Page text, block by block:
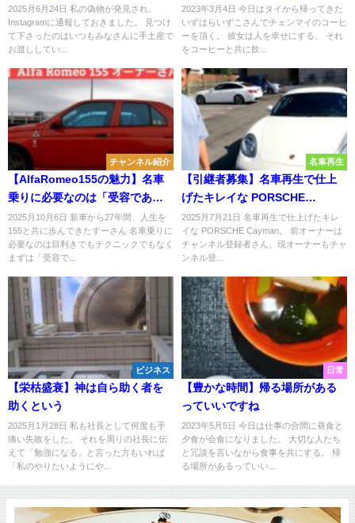
2025月6月24日 私の偽物が発見され、
Instagramに通報しておきました。 見つけ
て下さったのはいつもみなさんに手土産で
お渡ししてい...
か
2023年3月4日 今日はタイから帰ってきた
いずはらいずこさんでチェンマイのコーヒ
ーを頂く。 彼女は人を幸せにする。 それ
をコーヒーと共に飲...
チャンネル紹介
【AlfaRomeo155の魅力】名車
乗りに必要なのは「受容であ
る」
2025月10月6日 新車から27年間、人生を
155と共に歩んできたすーさん 名車乗りに
必要なのは目利きでもテクニックでもなく
まずは「受容で...
名車再生
【引継者募集】名車再生で仕上
げたキレイな PORSCHE
Cayman
2025月7月21日 名車再生で仕上げたキレ
イな PORSCHE Cayman。 前オーナーは
チャンネル登録者さん、現オーナーもチャ
ンネル登...
ビジネス
【栄枯盛衰】神は自ら助く者を
助くという
2025月1月28日 私も社長として何度も手
痛い失敗をした。 それを周りの社長に伝
えて「勉強になる」と言った方もいれば
「私のやりたいようにや...
日常
【豊かな時間】帰る場所がある
っていいですね
2023年5月5日 今日は仕事の合間に昼食と
夕食が会食になりました。 大切な人たち
と冗談を言いながら食事を共にする。 帰
る場所があるっていい...